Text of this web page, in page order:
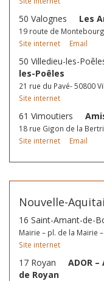
50 Valognes Les
19 route de
Site internet
Email
50 Villedieu-les-
les-Poêles
21 rue du Pavé- 50800
Site internet
61 Vimoutiers
18 rue Gigon de la
Site internet
Email
Nouvelle-
16 Saint-Amant-de-
Mairie – pl. de la Mairie
Site internet
17 Royan ADOR
de Royan